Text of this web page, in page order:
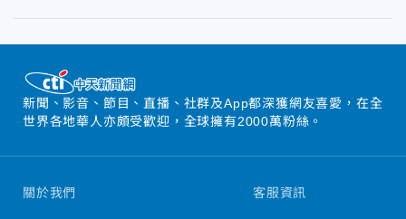
新聞、影音、節目、直播、社群及App都深獲網友喜愛，在全
世界各地華人亦頗受歡迎，全球擁有2000萬粉絲。
關於我們 客服資訊